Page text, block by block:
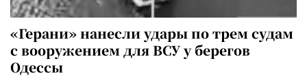
«Герани» нанесли удары по трем судам
с вооружением для ВСУ у берегов
Одессы